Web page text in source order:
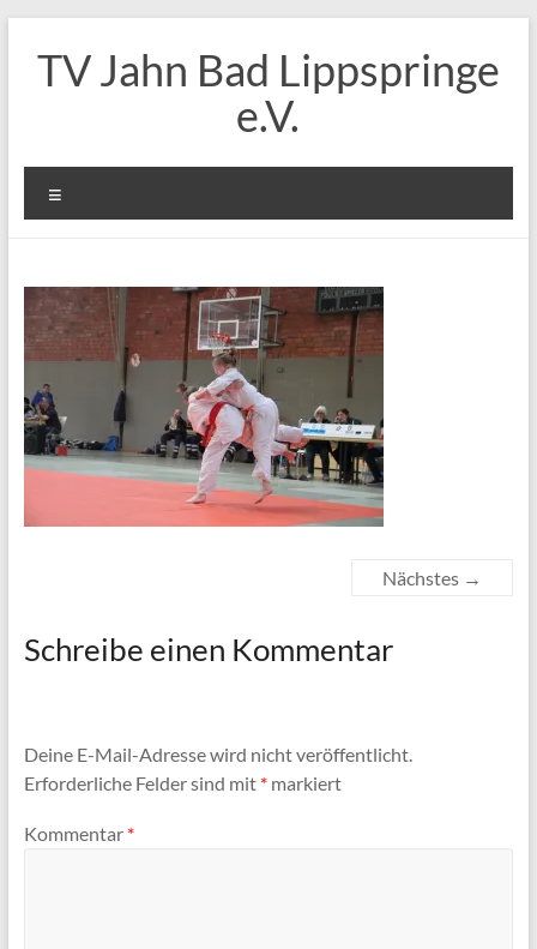
Inhalt
springen
TV Jahn Bad Lippspringe
e.V.
Nächstes →
Schreibe einen Kommentar
Deine E-Mail-Adresse wird nicht veröffentlicht.
Erforderliche Felder sind mit *markiert
Kommentar *